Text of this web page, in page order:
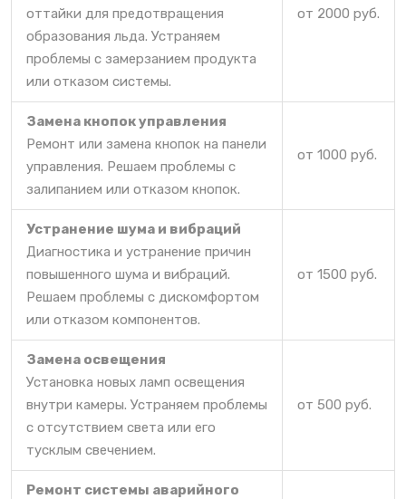
оттайки для предотвращения
образования льда. Устраняем
проблемы с замерзанием продукта
или отказом системы.
от 2000 руб.
Замена кнопок управления
Ремонт или замена кнопок на панели
управления. Решаем проблемы с
залипанием или отказом кнопок.
от 1000 руб.
Устранение шума и вибраций
Диагностика и устранение причин
повышенного шума и вибраций.
Решаем проблемы с дискомфортом
или отказом компонентов.
от 1500 руб.
Замена освещения
Установка новых ламп освещения
внутри камеры. Устраняем проблемы
с отсутствием света или его
тусклым свечением.
от 500 руб.
Ремонт системы аварийного